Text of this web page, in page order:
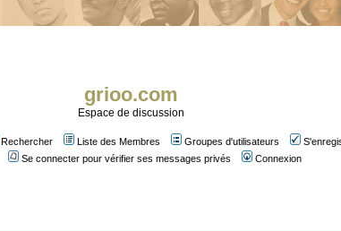
grioo.com
Espace de discussion
Rechercher Liste des Membres Groupes d'utilisateurs
Se connecter pour vérifier ses messages privés Connexion